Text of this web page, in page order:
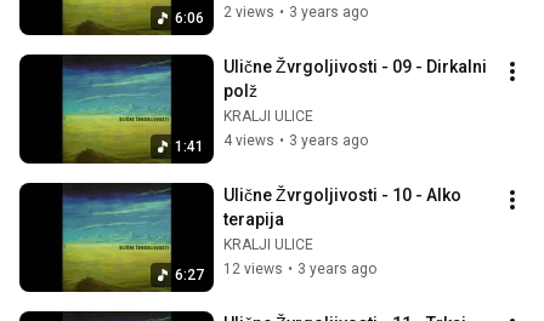
6:06
2 views • 3 years ago
1:41
Ulične Žvrgoljivosti - 09 - Dirkalni
polž
KRALJI ULICE
4 views • 3 years ago
6:27
Ulične Žvrgoljivosti - 10 - Alko
terapija
KRALJI ULICE
12 views • 3 years ago